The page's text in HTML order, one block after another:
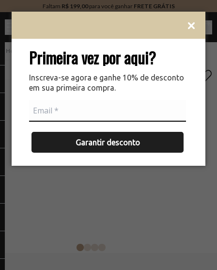
Primeira vez por aqui?
Inscreva-se agora e ganhe 10% de desconto
em sua primeira compra.
Garantir desconto
Faltam R$ 199,00para você ganhar FRETE GRÁTIS
PERFUMARIA